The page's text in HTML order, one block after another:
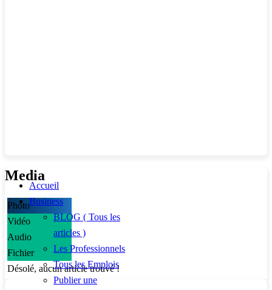
Media
Photo
Vidéo
Audio
Fichier
Désolé, aucun article trouvé !
Accueil
Business
BLOG ( Tous les
articles )
Les Professionnels
Tous les Emplois
Publier une